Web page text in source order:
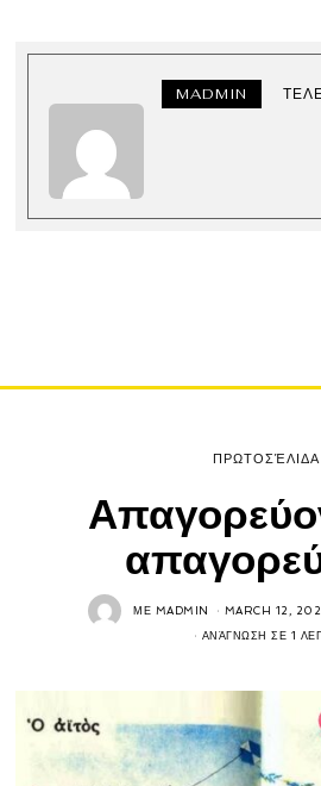
MADMIN
ΠΡΩΤΟΣΈΛΙΔΑ
ΜΕ MADMIN MARCH 12,
ΑΝΆΓΝΩΣΗ ΣΕ 1